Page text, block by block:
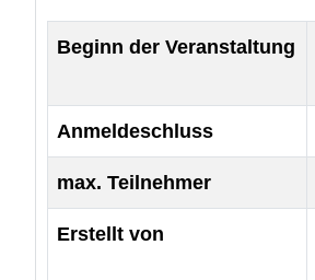
Beginn der Veranstaltung
Anmeldeschluss
max. Teilnehmer
Erstellt von